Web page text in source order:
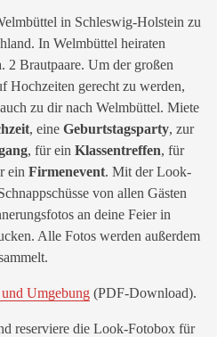
in Schleswig-Holstein zu
In Welmbüttel heiraten
2 Brautpaare. Um der großen
Hochzeiten gerecht zu werden,
zu dir nach Welmbüttel. Miete
, eine Geburtstagsparty, zur
, für ein Klassentreffen, für
ein Firmenevent. Mit der Look-
von allen Gästen
an deine Feier in
Alle Fotos werden außerdem
Umgebung (PDF-Download).
reserviere die Look-Fotobox für